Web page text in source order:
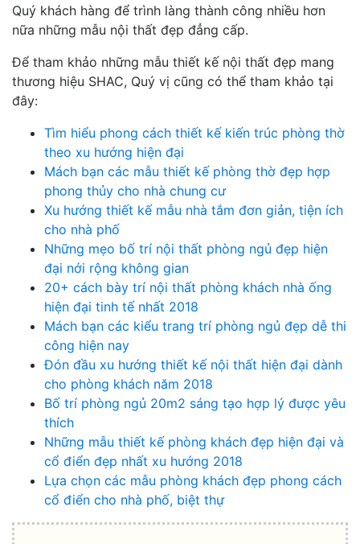
Quý khách hàng để trình làng thành công nhiều hơn
nữa những mẫu nội thất đẹp đẳng cấp.
Để tham khảo những mẫu thiết kế nội thất đẹp mang
thương hiệu SHAC, Quý vị cũng có thể tham khảo tại
đây:
Tìm hiểu phong cách thiết kế kiến trúc phòng thờ
theo xu hướng hiện đại
Mách bạn các mẫu thiết kế phòng thờ đẹp hợp
phong thủy cho nhà chung cư
Xu hướng thiết kế mẫu nhà tắm đơn giản, tiện ích
cho nhà phố
Những mẹo bố trí nội thất phòng ngủ đẹp hiện
đại nới rộng không gian
20+ cách bày trí nội thất phòng khách nhà ống
hiện đại tinh tế nhất 2018
Mách bạn các kiểu trang trí phòng ngủ đẹp dễ thi
công hiện nay
Đón đầu xu hướng thiết kế nội thất hiện đại dành
cho phòng khách năm 2018
Bố trí phòng ngủ 20m2 sáng tạo hợp lý được yêu
thích
Những mẫu thiết kế phòng khách đẹp hiện đại và
cổ điển đẹp nhất xu hướng 2018
Lựa chọn các mẫu phòng khách đẹp phong cách
cổ điển cho nhà phố, biệt thự